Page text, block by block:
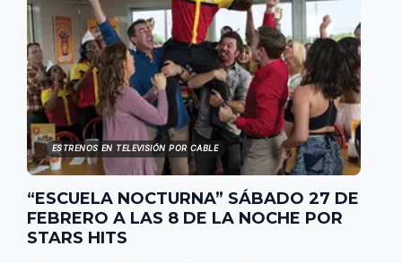
ESTRENOS EN TELEVISIÓN POR CABLE
“ESCUELA NOCTURNA” SÁBADO 27 DE
FEBRERO A LAS 8 DE LA NOCHE POR
STARS HITS